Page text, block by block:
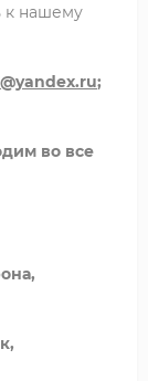
к нашему
;
во все